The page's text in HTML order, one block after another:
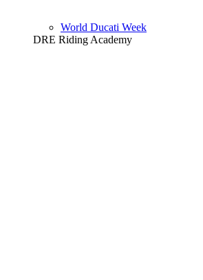
World Ducati Week
DRE Riding Academy